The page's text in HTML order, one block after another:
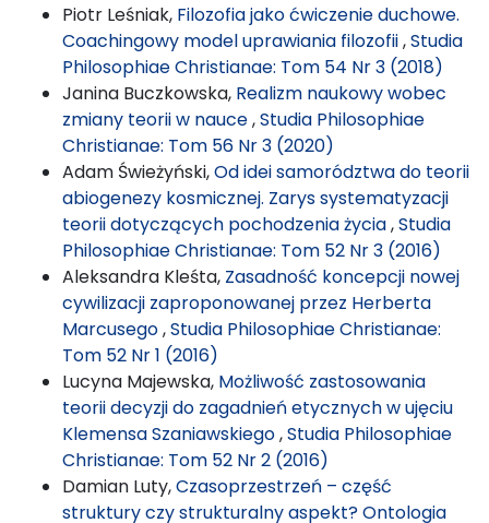
Piotr Leśniak, Filozofia jako ćwiczenie duchowe.
Coachingowy model uprawiania filozofii,Studia
Philosophiae Christianae: Tom 54 Nr 3 (2018)
Janina Buczkowska, Realizm naukowy wobec
zmiany teorii w nauce,Studia Philosophiae
Christianae: Tom 56 Nr 3 (2020)
Adam Świeżyński,Od idei samorództwa do teorii
abiogenezy kosmicznej. Zarys systematyzacji
teorii dotyczących pochodzenia życia,Studia
Philosophiae Christianae: Tom 52 Nr 3 (2016)
Aleksandra Kleśta, Zasadność koncepcji nowej
cywilizacji zaproponowanej przez Herberta
Marcusego,Studia Philosophiae Christianae:
Tom 52 Nr 1 (2016)
Lucyna Majewska, Możliwość zastosowania
teorii decyzji do zagadnień etycznych w ujęciu
Klemensa Szaniawskiego,Studia Philosophiae
Christianae: Tom 52 Nr 2 (2016)
Damian Luty,Czasoprzestrzeń – część
struktury czy strukturalny aspekt? Ontologia